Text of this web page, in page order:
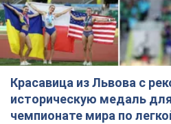
Красавица из Львова с
историческую медаль
чемпионате мира по